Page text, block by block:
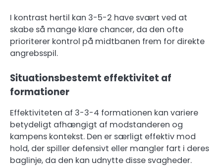
I kontrast hertil kan 3-5-2 have svært ved at
skabe så mange klare chancer, da den ofte
prioriterer kontrol på midtbanen frem for direkte
angrebsspil.
Situationsbestemt effektivitet af
formationer
Effektiviteten af 3-3-4 formationen kan variere
betydeligt afhængigt af modstanderen og
kampens kontekst. Den er særligt effektiv mod
hold, der spiller defensivt eller mangler fart i deres
baglinje, da den kan udnytte disse svagheder.